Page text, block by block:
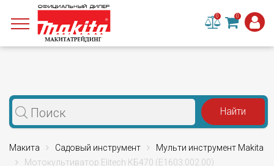
0 0
Макита Садовый инструмент
Мульти инструмент Makita
Мотокультиватор Elitech КБ470 (Е1603.002.00)